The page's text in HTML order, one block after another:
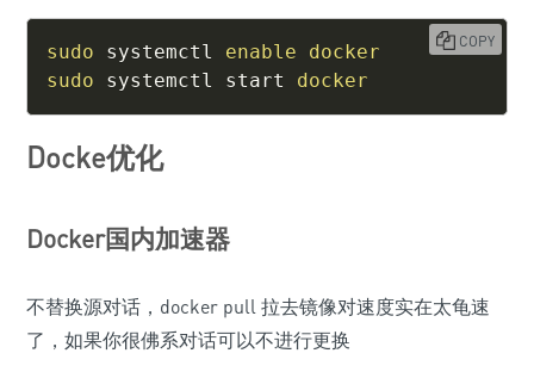
sudo systemctl enable
docker
sudo systemctl start docker
COPY
Docke优化
Docker国内加速器
不替换源对话，docker pull 拉去镜像对速度实在太龟速
了，如果你很佛系对话可以不进行更换